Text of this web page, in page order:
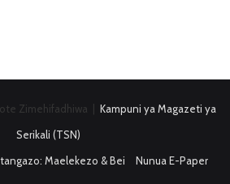
Zimehifadhiwa | Kampuni ya Magazeti ya
Serikali (TSN)
Maelekezo & Bei Nunua E-Paper